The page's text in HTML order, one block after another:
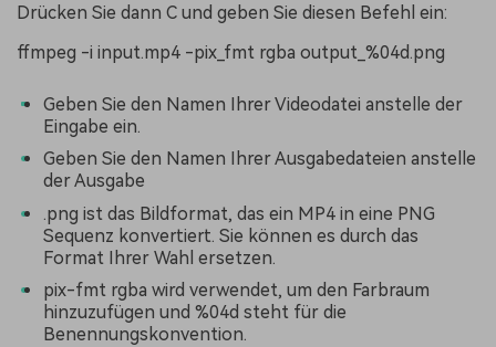
Drücken Sie dann C und geben Sie diesen Befehl ein:
ffmpeg -i input.mp4 -pix_fmt rgba output_%04d.png
Geben Sie den Namen Ihrer Videodatei anstelle der
Eingabe ein.
Geben Sie den Namen Ihrer Ausgabedateien anstelle
der Ausgabe
.png ist das Bildformat, das ein MP4 in eine PNG
Sequenz konvertiert. Sie können es durch das
Format Ihrer Wahl ersetzen.
pix-fmt rgba wird verwendet, um den Farbraum
hinzuzufügen und %04d steht für die
Benennungskonvention.